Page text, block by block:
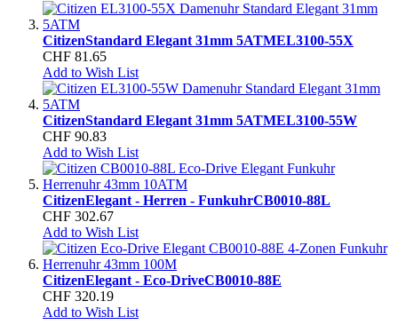
CitizenStandard Elegant 31mm 5ATMEL3100-55X
CHF 81.65
Add to Wish List
CitizenStandard Elegant 31mm 5ATMEL3100-55W
CHF 90.83
Add to Wish List
CitizenElegant - Herren - FunkuhrCB0010-88L
CHF 302.67
Add to Wish List
CitizenElegant - Eco-DriveCB0010-88E
CHF 320.19
Add to Wish List